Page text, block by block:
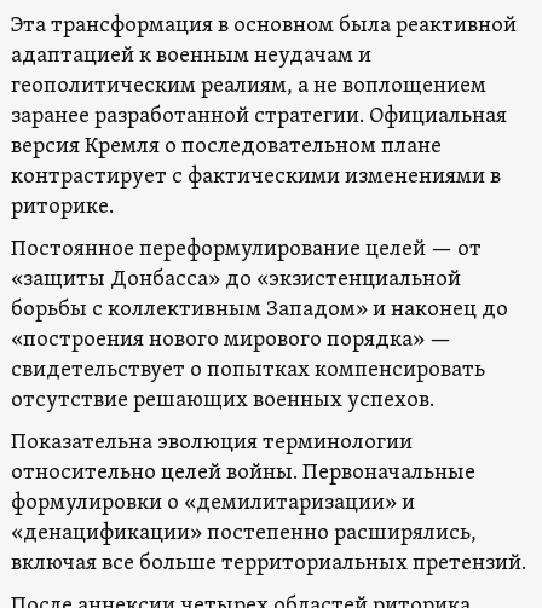
Эта трансформация в основном была реактивной
адаптацией к военным неудачам и
геополитическим реалиям, а не воплощением
заранее разработанной стратегии. Официальная
версия Кремля о последовательном плане
контрастирует с фактическими изменениями в
риторике.
Постоянное переформулирование целей — от
«защиты Донбасса» до «экзистенциальной
борьбы с коллективным Западом» и наконец до
«построения нового мирового порядка» —
свидетельствует о попытках компенсировать
отсутствие решающих военных успехов.
Показательна эволюция терминологии
относительно целей войны. Первоначальные
формулировки о «демилитаризации» и
«денацификации» постепенно расширялись,
включая все больше территориальных претензий.